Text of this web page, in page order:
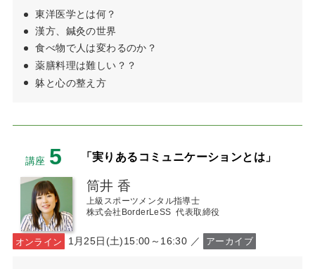
東洋医学とは何？
漢方、鍼灸の世界
食べ物で人は変わるのか？
薬膳料理は難しい？？
躰と心の整え方
講座 5 「実りあるコミュニケーションとは」
筒井 香
上級スポーツメンタル指導士
株式会社BorderLeSS 代表取締役
オンライン 1月25日(土)15:00～16:30 ／ アーカイブ